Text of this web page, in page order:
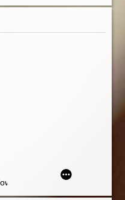
- dyskusja
Tom 2